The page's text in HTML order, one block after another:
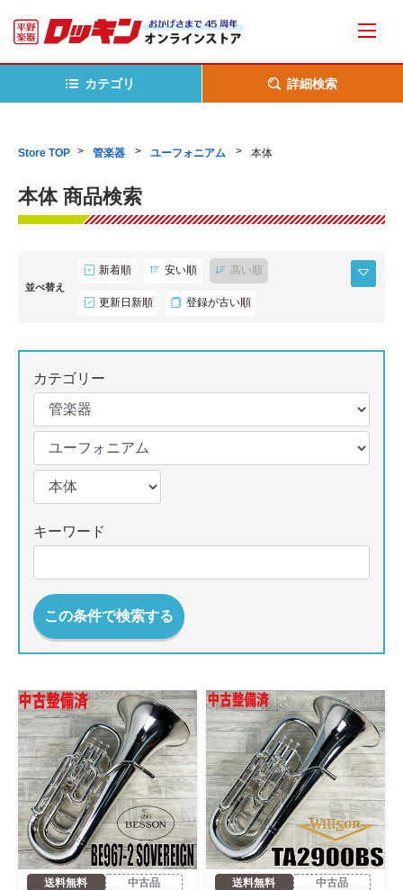
カテゴリ 詳細検索
Store TOP 管楽器 ユーフォニアム 本体
本体 商品検索
並べ替え
新着順 安い順 高い順
更新日新順 登録が古い順
カテゴリー
キーワード
この条件で検索する
送料無料 中古品 送料無料 中古品